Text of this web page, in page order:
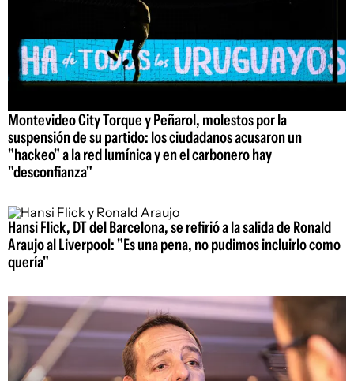
Montevideo City Torque y Peñarol, molestos por la
suspensión de su partido: los ciudadanos acusaron un
"hackeo" a la red lumínica y en el carbonero hay
"desconfianza"
Hansi Flick, DT del Barcelona, se refirió a la salida de Ronald
Araujo al Liverpool: "Es una pena, no pudimos incluirlo como
quería"